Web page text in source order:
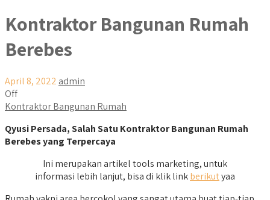
Kontraktor Bangunan Rumah
Berebes
April 8, 2022 admin
Off
Kontraktor Bangunan Rumah
Qyusi Persada, Salah Satu Kontraktor Bangunan Rumah
Berebes yang Terpercaya
Ini merupakan artikel tools marketing, untuk
informasi lebih lanjut, bisa di klik linkberikutyaa